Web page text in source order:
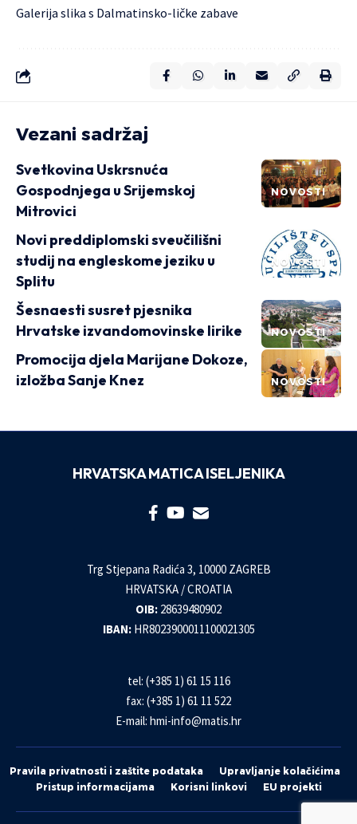
Galerija slika s Dalmatinsko-ličke zabave
Vezani sadržaj
NOVOSTI
Svetkovina Uskrsnuća
Gospodnjega u Srijemskoj
Mitrovici
NOVOSTI
Novi preddiplomski sveučilišni
studij na engleskome jeziku u
Splitu
NOVOSTI
Šesnaesti susret pjesnika
Hrvatske izvandomovinske lirike
NOVOSTI
Promocija djela Marijane Dokoze,
izložba Sanje Knez
HRVATSKA MATICA ISELJENIKA
Trg Stjepana Radića 3, 10000 ZAGREB
HRVATSKA / CROATIA
OIB: 28639480902
IBAN: HR8023900011100021305
tel: (+385 1) 61 15 116
fax: (+385 1) 61 11 522
E-mail: hmi-info@matis.hr
Pravila privatnosti i zaštite podataka
Upravljanje kolačićima
Pristup informacijama
Korisni linkovi EU projekti